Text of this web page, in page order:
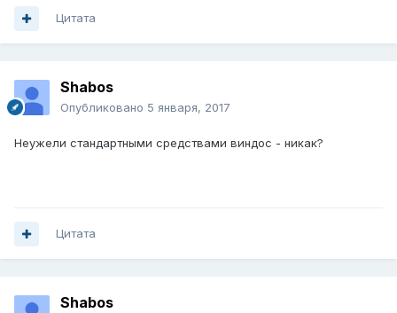
Цитата
Shabos
Опубликовано 5 января, 2017
Неужели стандартными средствами виндос - никак?
Цитата
Shabos